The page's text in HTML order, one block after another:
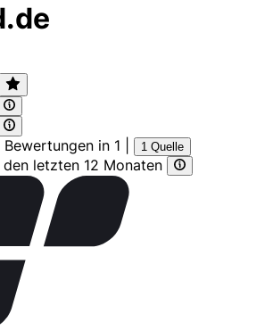
in 1 1 Quelle
letzten 12 Monaten